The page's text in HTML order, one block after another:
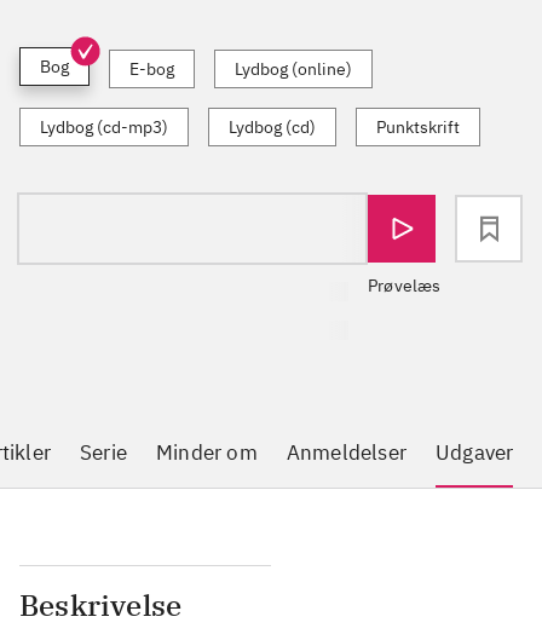
Bog E-bog Lydbog (online)
Lydbog (cd-mp3) Lydbog (cd) Punktskrift
Prøvelæs
Serie Minder om Anmeldelser Udgaver
Beskrivelse